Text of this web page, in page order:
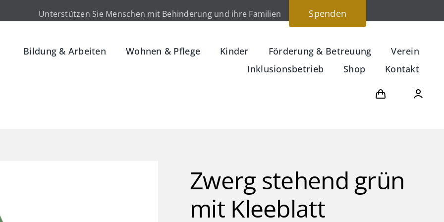
Unterstützen Sie Menschen mit Behinderung und ihre Familien Spenden
Bildung & Arbeiten Wohnen & Pflege Kinder Förderung & Betreuung
Verein
Inklusionsbetrieb
Shop Kontakt
Zwerg stehend grün
mit Kleeblatt